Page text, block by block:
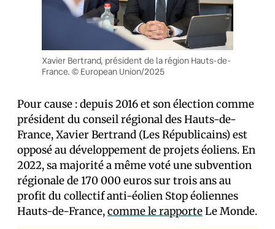
Xavier Bertrand, président de la région Hauts-de-
France. © European Union/2025
Pour cause : depuis 2016 et son élection comme
président du conseil régional des Hauts-de-
France, Xavier Bertrand (Les Républicains) est
opposé au développement de projets éoliens. En
2022, sa majorité a même voté une subvention
régionale de 170 000 euros sur trois ans au
profit du collectif anti-éolien Stop éoliennes
Hauts-de-France,comme le rapporteLe Monde.